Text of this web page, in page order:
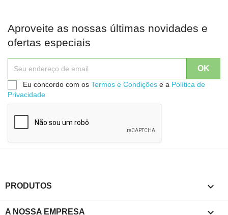
Aproveite as nossas últimas novidades e
ofertas especiais
Eu concordo com os Termos e Condições e a Política de
Privacidade
PRODUTOS 
A NOSSA EMPRESA